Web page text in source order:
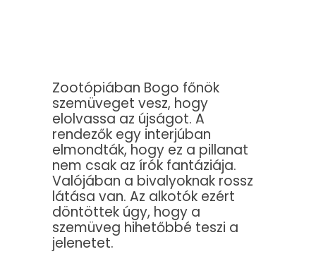
Zootópiában Bogo főnök
szemüveget vesz, hogy
elolvassa az újságot. A
rendezők egy interjúban
elmondták, hogy ez a pillanat
nem csak az írók fantáziája.
Valójában a bivalyoknak rossz
látása van. Az alkotók ezért
döntöttek úgy, hogy a
szemüveg hihetőbbé teszi a
jelenetet.